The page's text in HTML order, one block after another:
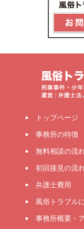
トップページ
事務所の特徴
無料相談の流
初回接見の流
弁護士費用
風俗トラブル
事務所概要・